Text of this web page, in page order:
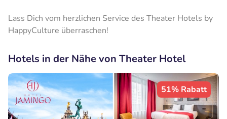
Lass Dich vom herzlichen Service des Theater Hotels by
HappyCulture überraschen!
Hotels in der Nähe von Theater Hotel
51% Rabatt